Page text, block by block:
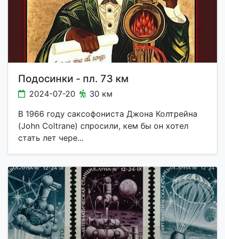
Подосинки - пл. 73 км
2024-07-20
30 км
В 1966 году саксофониста Джона Колтрейна
(John Coltrane) спросили, кем бы он хотел
стать лет чере...